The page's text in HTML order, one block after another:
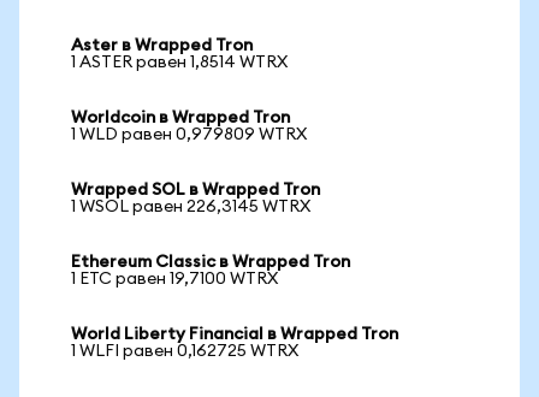
Aster в Wrapped Tron
1 ASTER равен 1,8514 WTRX
Worldcoin в Wrapped Tron
1 WLD равен 0,979809 WTRX
Wrapped SOL в Wrapped Tron
1 WSOL равен 226,3145 WTRX
Ethereum Classic в Wrapped Tron
1 ETC равен 19,7100 WTRX
World Liberty Financial в Wrapped Tron
1 WLFI равен 0,162725 WTRX